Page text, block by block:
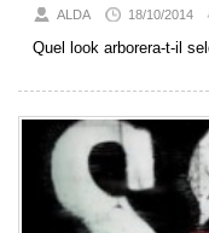
ALDA 18/10/2014
Quel look arborera-t-il